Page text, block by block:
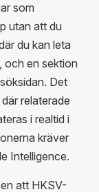
som
utan att du
du kan leta
och en sektion
Det
relaterade
i realtid i
kräver
Intelligence.
att HKSV-